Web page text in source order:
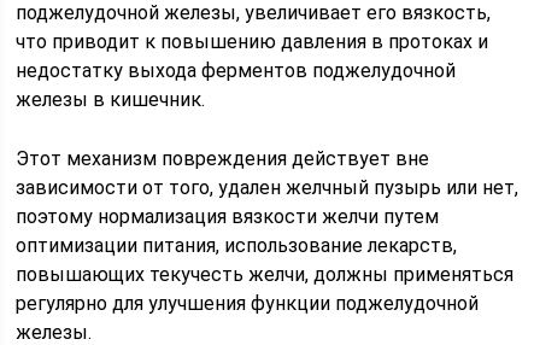
поджелудочной железы, увеличивает его вязкость,
что приводит к повышению давления в протоках и
недостатку выхода ферментов поджелудочной
железы в кишечник.
Этот механизм повреждения действует вне
зависимости от того, удален желчный пузырь или нет,
поэтому нормализация вязкости желчи путем
оптимизации питания, использование лекарств,
повышающих текучесть желчи, должны применяться
регулярно для улучшения функции поджелудочной
железы.